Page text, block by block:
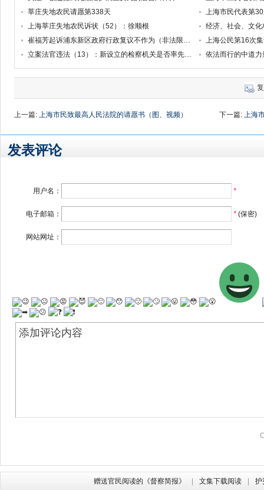
莘庄失地农民请愿第338天
上海市民代表第
上海莘庄失地农民诉状（52）：徐顺根
经济、社会、文
崔福芳起诉浦东新区政府行政复议不作为（非法限制人身自由案）
上海公民第16次
立案法官违法（13）：新设立的检察机关是否率先遵守新法？
依法而行的中道
上一篇: 上海市民致最高人民法院的请愿书（图、视频） 下一篇: 上海
发表评论
用户名： *
电子邮箱： *(保密)
网站网址：
赠送官民阅读的《督察简报》 文集下载阅读 护